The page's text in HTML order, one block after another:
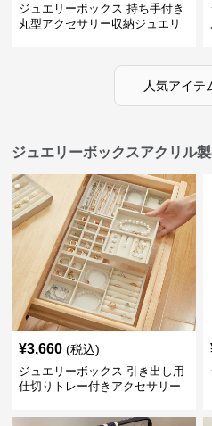
ジュエリーボックス 持ち手付き
丸型アクセサリー収納ジュエリ
人気アイテ
ジュエリーボックスアクリル
¥3,660 (税込)
ジュエリーボックス 引き出し用
仕切りトレー付きアクセサリー